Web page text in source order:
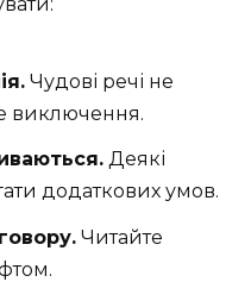
Чудові речі не
виключення.
Деякі
додаткових умов.
Читайте